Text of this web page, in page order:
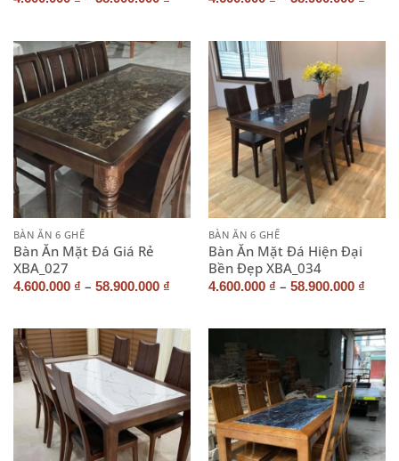
BÀN ĂN 6 GHẾ
Bàn Ăn Mặt Đá Giá Rẻ
XBA_027
4.600.000 ₫ – 58.900.000 ₫
BÀN ĂN 6 GHẾ
Bàn Ăn Mặt Đá Hiện Đại
Bền Đẹp XBA_034
4.600.000 ₫ – 58.900.000 ₫